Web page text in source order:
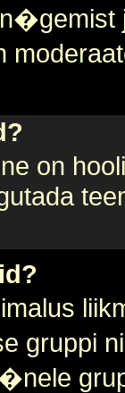
on
gruppi